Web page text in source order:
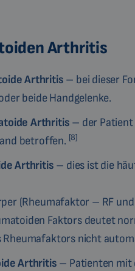
Arthritis
Arthritis – bei dieser
beide Handgelenke.
Arthritis – der Patient
betroffen. [8]
Arthritis – dies ist die
(Rheumafaktor – RF
Faktors deutet
Rheumafaktors nicht
Arthritis – Patienten mit